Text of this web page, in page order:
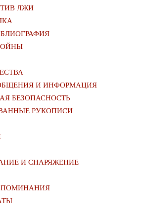
ЛЖИ
И ИНФОРМАЦИЯ
БЕЗОПАСНОСТЬ
РУКОПИСИ
И СНАРЯЖЕНИЕ